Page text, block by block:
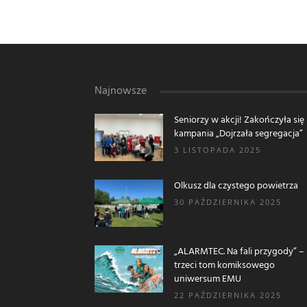
Najnowsze
Seniorzy w akcji! Zakończyła się
kampania „Dojrzała segregacja”
3 LISTOPADA 2025
Olkusz dla czystego powietrza
30 PAŹDZIERNIKA 2025
„ALARMTEC. Na fali przygody” –
trzeci tom komiksowego
uniwersum EMU
22 PAŹDZIERNIKA 2025